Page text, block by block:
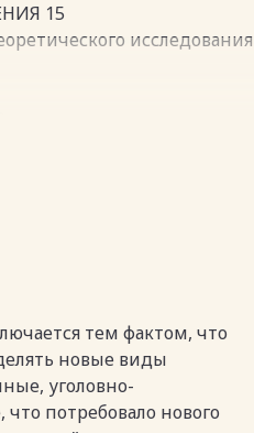
15
исследования
тем фактом, что
новые виды
уголовно-
потребовало нового